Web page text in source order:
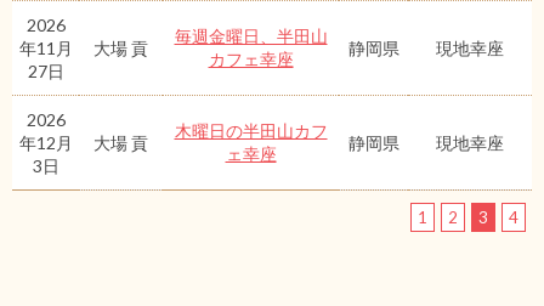
2026
年11月
27日
大場 貢
毎週金曜日、半田山
カフェ幸座
静岡県 現地幸座
2026
年12月
3日
大場 貢
木曜日の半田山カフ
ェ幸座
静岡県 現地幸座
1 2 3 4